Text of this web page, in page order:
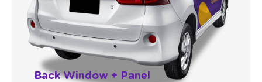
Back Window + Panel